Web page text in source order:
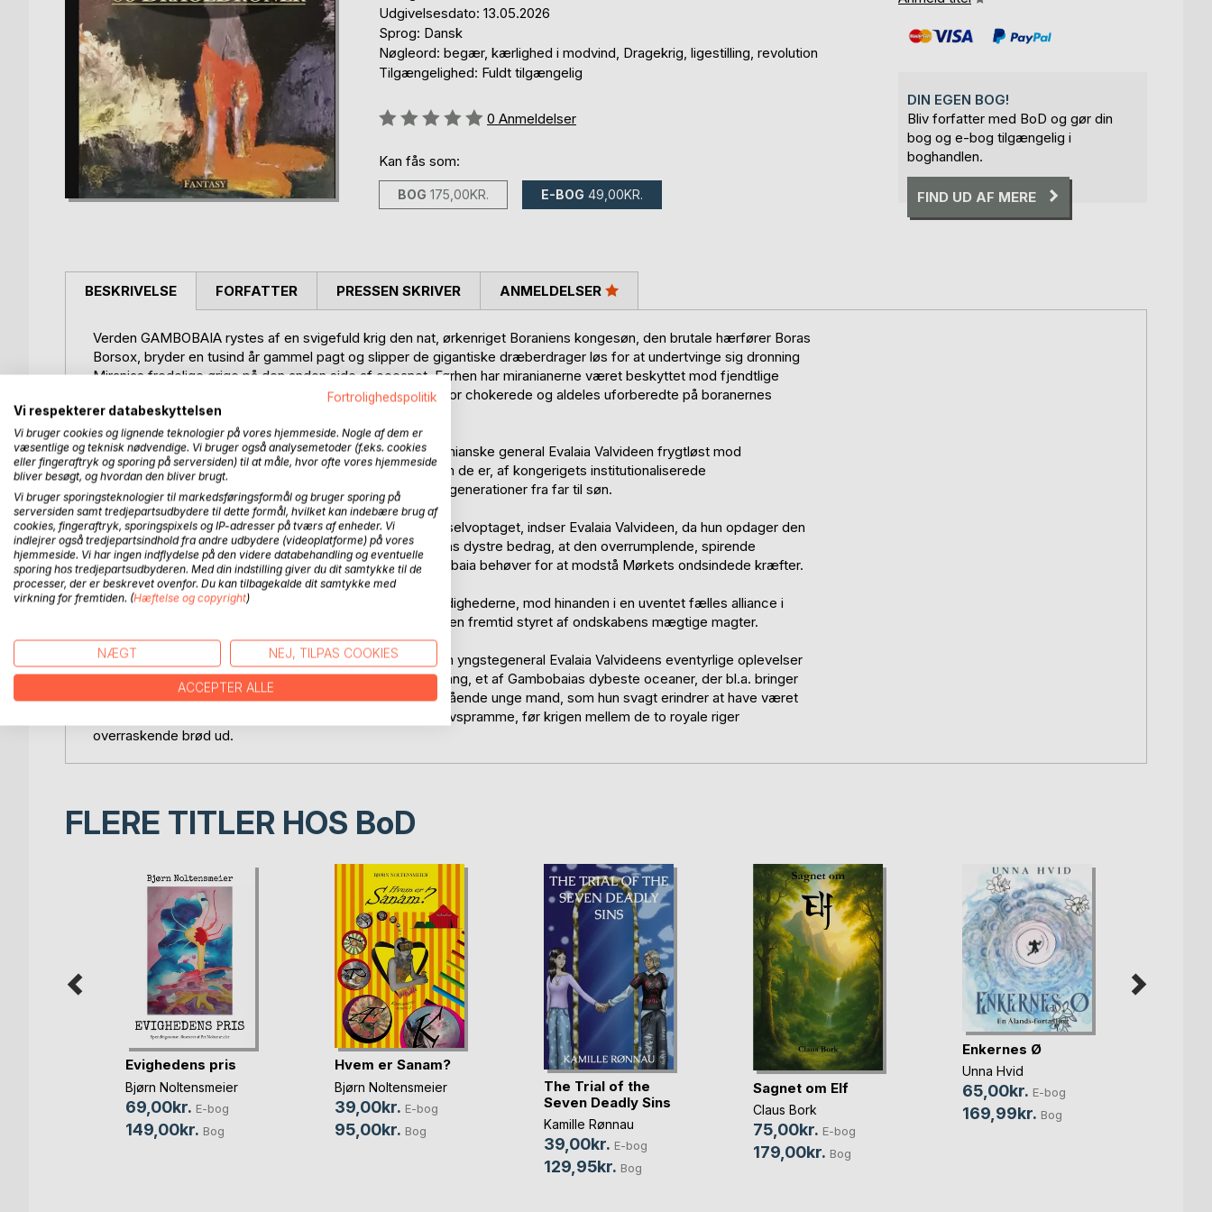
Udgivelsesdato: 13.05.2026
Sprog: Dansk
Nøgleord: begær, kærlighed i modvind, Dragekrig, ligestilling, revolution
Tilgængelighed: Fuldt tilgængelig
Anmeldelse::
0 Anmeldelser
Kan fås som:
BOG 175,00KR. E-BOG 49,00KR.
DIN EGEN BOG!
Bliv forfatter med BoD og gør din
bog og e-bog tilgængelig i
boghandlen.
FIND UD AF MERE
BESKRIVELSE
Verden GAMBOBAIA rystes af en svigefuld krig den nat, ørkenriget Boraniens kongesøn, den brutale hærfører Boras
Borsox, bryder en tusind år gammel pagt og slipper de gigantiske dræberdrager løs for at undertvinge sig dronning
Miranias fredelige ørige på den anden side af oceanet. Førhen har miranianerne været beskyttet mod fjendtlige
angreb af alipiatræernes legendariske magi, og de er derfor chokerede og aldeles uforberedte på boranernes
uventede overfald.
Med et indædt had til besætterne kæmper den unge miranianske general Evalaia Valvideen frygtløst mod
kongesønnen og hans barske drageryttere, hærdede, som de er, af kongerigets institutionaliserede
dragebetvingelse, en praksis, som er blevet overleveret i generationer fra far til søn.
Selvom hun finder Boras Borsox umådeligt irriterende og selvoptaget, indser Evalaia Valvideen, da hun opdager den
grufulde sandhed om baggrunden for besættelsen og dens dystre bedrag, at den overrumplende, spirende
tiltrækning, hun føler til ham, muligvis netop er det, Gambobaia behøver for at modstå Mørkets ondsindede kræfter.
Modvilligt drages de to ærkefjender, på trods af omstændighederne, mod hinanden i en uventet fælles alliance i
forsøget på at forhindre Gambobaias frygtelige skæbne i en fremtid styret af ondskabens mægtige magter.
DRÆBERDRAGER OG DRAGEDRONER er en fortælling om yngstegeneral Evalaia Valvideens eventyrlige oplevelser
på den farefulde færd ved Havet med den forunderlige sang, et af Gambobaias dybeste oceaner, der bl.a. bringer
hende på sporet af den vidunderlige, muskuløse og enestående unge mand, som hun svagt erindrer at have været
forenet med en vintersolhvervsnat på de fortryllede elskovspramme, før krigen mellem de to royale riger
overraskende brød ud.
FORFATTER PRESSEN SKRIVER ANMELDELSER
FLERE TITLER HOS BoD
Evighedens pris
Bjørn Noltensmeier
69,00kr. E-bog
149,00kr. Bog
Hvem er Sanam?
Bjørn Noltensmeier
39,00kr. E-bog
95,00kr. Bog
The Trial of the
Seven Deadly Sins
Kamille Rønnau
39,00kr. E-bog
129,95kr. Bog
Sagnet om Elf
Claus Bork
75,00kr. E-bog
179,00kr. Bog
Enkernes Ø
Unna Hvid
65,00kr. E-bog
169,99kr. Bog
Fortrolighedspolitik
Vi respekterer databeskyttelsen
Vi bruger cookies og lignende teknologier på vores hjemmeside. Nogle af dem er
væsentlige og teknisk nødvendige. Vi bruger også analysemetoder (f.eks. cookies
eller fingeraftryk og sporing på serversiden) til at måle, hvor ofte vores hjemmeside
bliver besøgt, og hvordan den bliver brugt.
Vi bruger sporingsteknologier til markedsføringsformål og bruger sporing på
serversiden samt tredjepartsudbydere til dette formål, hvilket kan indebære brug af
cookies, fingeraftryk, sporingspixels og IP-adresser på tværs af enheder. Vi
indlejrer også tredjepartsindhold fra andre udbydere (videoplatforme) på vores
hjemmeside. Vi har ingen indflydelse på den videre databehandling og eventuelle
sporing hos tredjepartsudbyderen. Med din indstilling giver du dit samtykke til de
processer, der er beskrevet ovenfor. Du kan tilbagekalde dit samtykke med
virkning for fremtiden. (Hæftelse og copyright)
NÆGT NEJ, TILPAS COOKIES
ACCEPTER ALLE